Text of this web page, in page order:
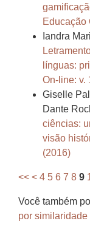
Educação
Iandra
línguas:
On-line: v.
Giselle
Dante
ciências:
visão
(2016)
<< < 4 5 6 7 8 9
Você também
por similaridade